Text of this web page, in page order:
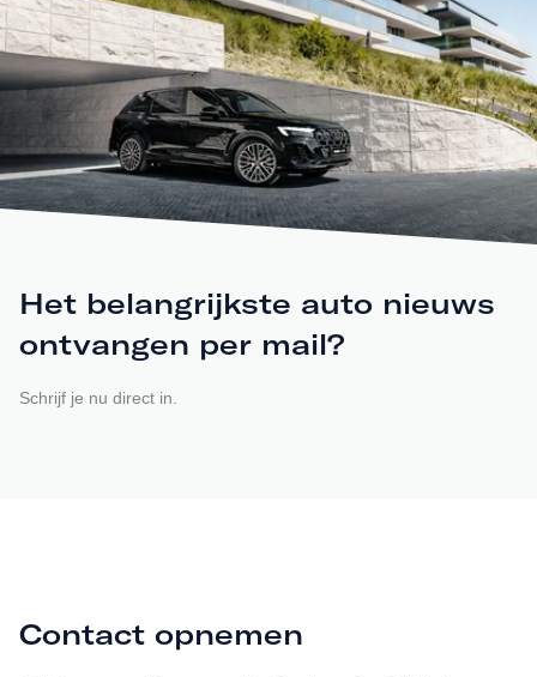
Het belangrijkste auto nieuws
ontvangen per mail?
Schrijf je nu direct in.
Contact opnemen